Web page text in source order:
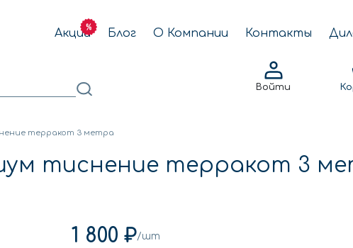
Акции Блог О Компании Контакты
Войти
терракот 3 метра
тиснение терракот 3
1 800 ₽/шт